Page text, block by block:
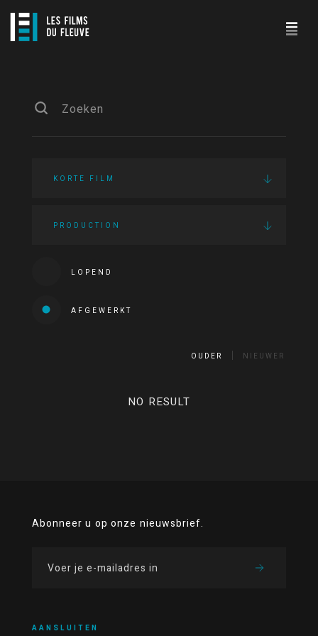
KORTE FILM
PRODUCTION
LOPEND
AFGEWERKT
OUDER NIEUWER
NO RESULT
Abonneer u op onze nieuwsbrief.
AANSLUITEN